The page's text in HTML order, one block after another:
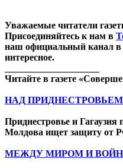
Уважаемые читатели
Присоединяйтесь к нам в
наш официальный канал в
интересное.
Читайте в газете
НАД
Приднестровье и
Молдова ищет защиту от
МЕЖДУ МИРОМ И